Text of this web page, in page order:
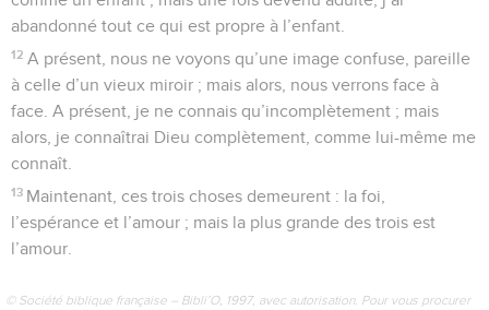
abandonné tout ce qui est propre à l’enfant.
12 A présent, nous ne voyons qu’une image confuse, pareille
à celle d’un vieux miroir ; mais alors, nous verrons face à
face. A présent, je ne connais qu’incomplètement ; mais
alors, je connaîtrai Dieu complètement, comme lui-même me
connaît.
13 Maintenant, ces trois choses demeurent : la foi,
l’espérance et l’amour ; mais la plus grande des trois est
l’amour.
© Société biblique française – Bibli’O, 1997, avec autorisation. Pour vous procurer